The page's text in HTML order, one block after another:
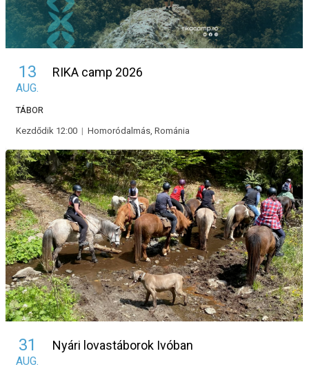
13
AUG.
RIKA camp 2026
TÁBOR
Kezdődik 12:00 | Homoródalmás, Románia
31
AUG.
Nyári lovastáborok Ivóban